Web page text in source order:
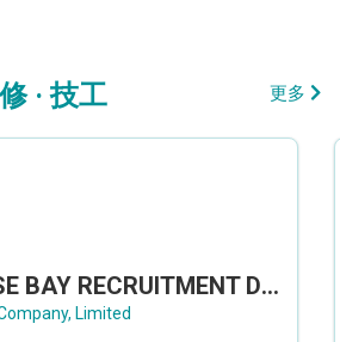
· 技工 更多
THE REPULSE BAY RECRUITMENT DAY 淺水灣影灣園人才招聘會
Limited